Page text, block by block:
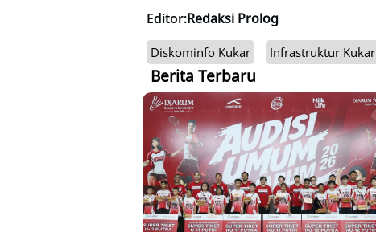
Editor:Redaksi Prolog
Diskominfo Kukar Infrastruktur Kukar
Berita Terbaru